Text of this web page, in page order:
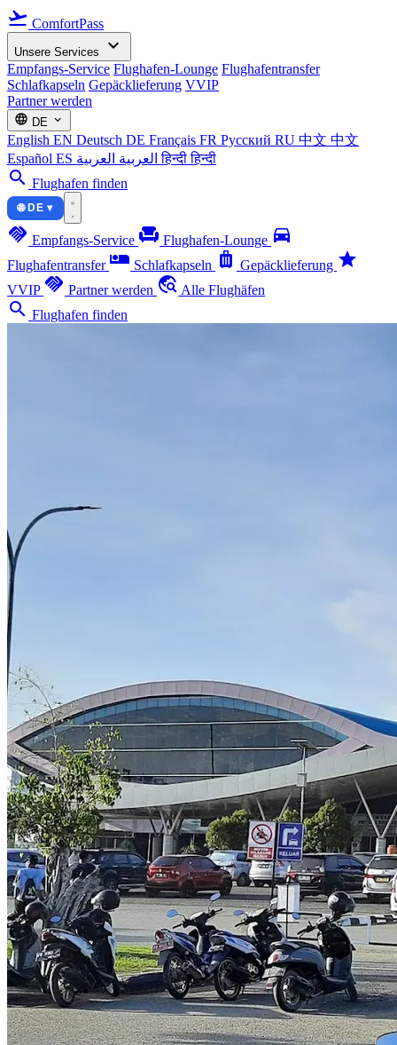
flight_takeoff ComfortPass
Unsere Services expand_more
Empfangs-Service Flughafen-Lounge Flughafentransfer
Schlafkapseln Gepäcklieferung VVIP
Partner werden
language DE expand_more
English EN Deutsch DE Français FR Русский RU 中文 中文
Español ES العربية العربية हिन्दीहिन्दी
search Flughafen finden
🌐 DE ▾
handshake Empfangs-Service chair Flughafen-Lounge directions_car
Flughafentransfer airline_seat_individual_suite Schlafkapseln luggage Gepäcklieferung star
VVIP handshake Partner werden travel_explore Alle Flughäfen
search Flughafen finden